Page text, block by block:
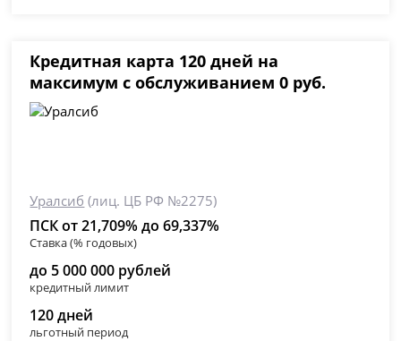
Кредитная карта 120 дней на
максимум с обслуживанием 0 руб.
Уралсиб (лиц. ЦБ РФ №2275)
ПСК от 21,709% до 69,337%
Ставка (% годовых)
до 5 000 000 рублей
кредитный лимит
120 дней
льготный период